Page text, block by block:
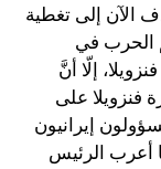
الآن إلى تغطية
الحرب في
إلّا أنَّ
فنزويلا على
إيرانيون
أعرب الرئيس